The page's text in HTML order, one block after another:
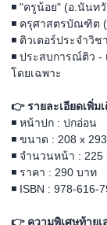
◾ "ครูน้อย" (อ.นันท
◾ ครุศาสตรบัณฑิต
◾ ติวเตอร์ประจำวิ
◾ ประสบการณ์ติว
โดยเฉพาะ
👉 รายละเอียดเพิ่ม
◾ หน้าปก : ปกอ่อน
◾ ขนาด : 208 x
◾ จำนวนหน้า : 225
◾ ราคา : 290 บาท
◾ ISBN : 978-616-
👉 ความพิเศษท้ายเ